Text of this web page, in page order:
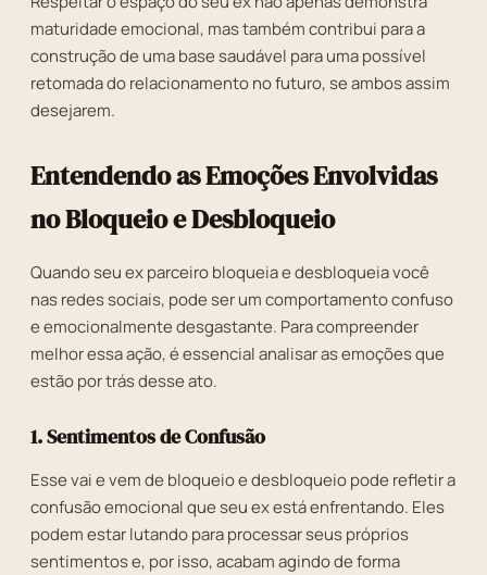
maturidade emocional, mas também contribui para a
construção de uma base saudável para uma possível
retomada do relacionamento no futuro, se ambos assim
desejarem.
Entendendo as Emoções Envolvidas
no Bloqueio e Desbloqueio
Quando seu ex parceiro bloqueia e desbloqueia você
nas redes sociais, pode ser um comportamento confuso
e emocionalmente desgastante. Para compreender
melhor essa ação, é essencial analisar as emoções que
estão por trás desse ato.
1. Sentimentos de Confusão
Esse vai e vem de bloqueio e desbloqueio pode refletir a
confusão emocional que seu ex está enfrentando. Eles
podem estar lutando para processar seus próprios
sentimentos e, por isso, acabam agindo de forma